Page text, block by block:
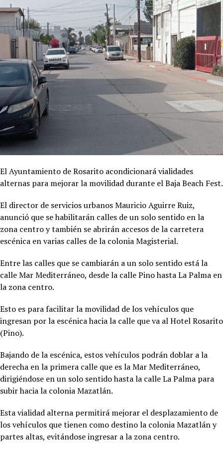
El Ayuntamiento de Rosarito acondicionará vialidades
alternas para mejorar la movilidad durante el Baja Beach Fest.
El director de servicios urbanos Mauricio Aguirre Ruiz,
anunció que se habilitarán calles de un solo sentido en la
zona centro y también se abrirán accesos de la carretera
escénica en varias calles de la colonia Magisterial.
Entre las calles que se cambiarán a un solo sentido está la
calle Mar Mediterráneo, desde la calle Pino hasta La Palma en
la zona centro.
Esto es para facilitar la movilidad de los vehículos que
ingresan por la escénica hacia la calle que va al Hotel Rosarito
(Pino).
Bajando de la escénica, estos vehículos podrán doblar a la
derecha en la primera calle que es la Mar Mediterráneo,
dirigiéndose en un solo sentido hasta la calle La Palma para
subir hacia la colonia Mazatlán.
Esta vialidad alterna permitirá mejorar el desplazamiento de
los vehículos que tienen como destino la colonia Mazatlán y
partes altas, evitándose ingresar a la zona centro.